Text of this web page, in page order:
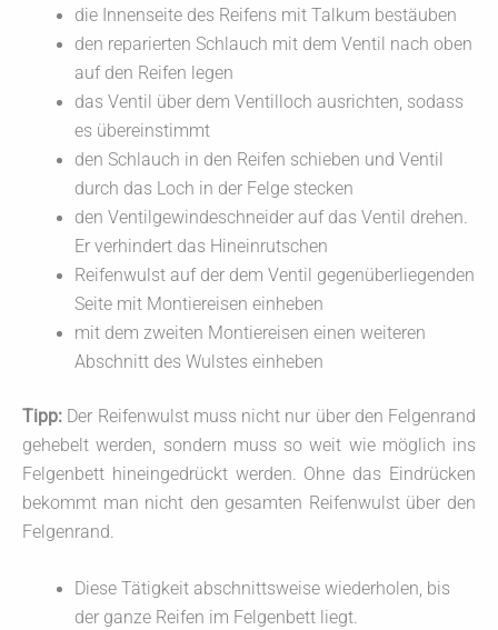
die Innenseite des Reifens mit Talkum bestäuben
den reparierten Schlauch mit dem Ventil nach oben
auf den Reifen legen
das Ventil über dem Ventilloch ausrichten, sodass
es übereinstimmt
den Schlauch in den Reifen schieben und Ventil
durch das Loch in der Felge stecken
den Ventilgewindeschneider auf das Ventil drehen.
Er verhindert das Hineinrutschen
Reifenwulst auf der dem Ventil gegenüberliegenden
Seite mit Montiereisen einheben
mit dem zweiten Montiereisen einen weiteren
Abschnitt des Wulstes einheben
Tipp: Der Reifenwulst muss nicht nur über den Felgenrand
gehebelt werden, sondern muss so weit wie möglich ins
Felgenbett hineingedrückt werden. Ohne das Eindrücken
bekommt man nicht den gesamten Reifenwulst über den
Felgenrand.
Diese Tätigkeit abschnittsweise wiederholen, bis
der ganze Reifen im Felgenbett liegt.